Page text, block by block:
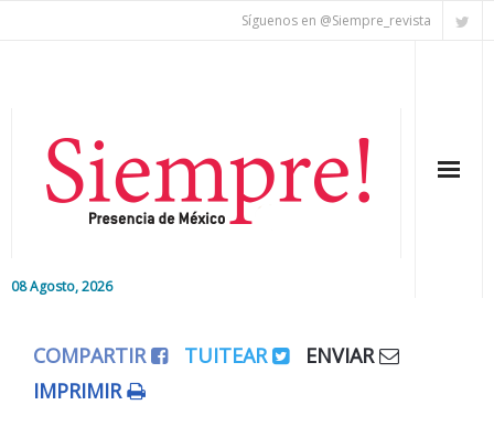
Síguenos en @Siempre_revista
08 Agosto, 2026
Editorial
COMPARTIR TUITEAR
ENVIAR
IMPRIMIR